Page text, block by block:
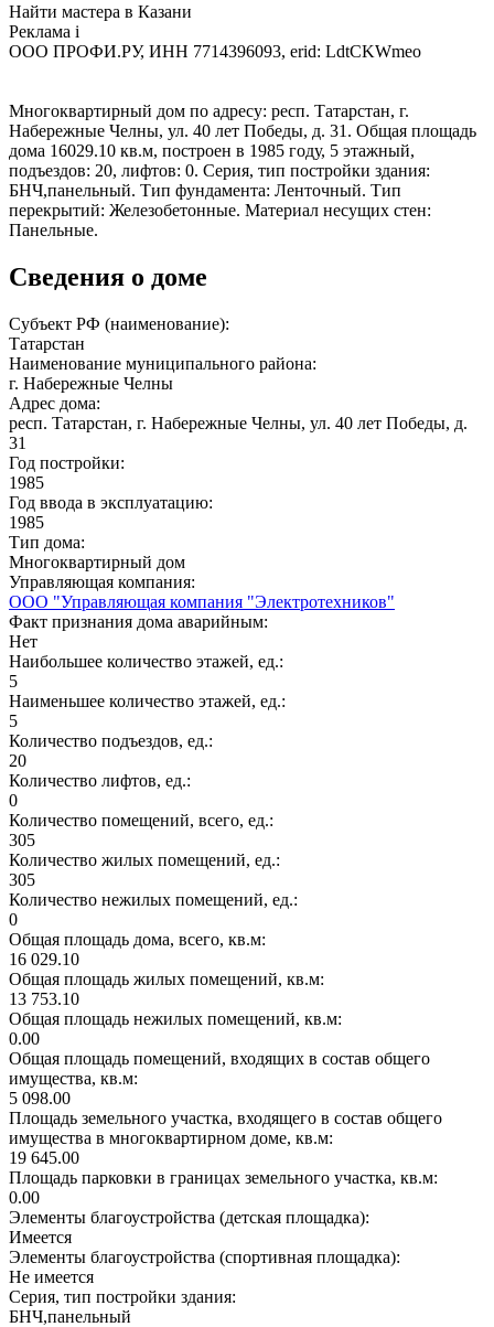
Найти мастера в Казани
Реклама i
ООО ПРОФИ.РУ, ИНН 7714396093, erid: LdtCKWmeo
Многоквартирный дом по адресу: респ. Татарстан, г.
Набережные Челны, ул. 40 лет Победы, д. 31. Общая площадь
дома 16029.10 кв.м, построен в 1985 году, 5 этажный,
подъездов: 20, лифтов: 0. Серия, тип постройки здания:
БНЧ,панельный. Тип фундамента: Ленточный. Тип
перекрытий: Железобетонные. Материал несущих стен:
Панельные.
Сведения о доме
Субъект РФ (наименование):
Татарстан
Наименование муниципального района:
г. Набережные Челны
Адрес дома:
респ. Татарстан, г. Набережные Челны, ул. 40 лет Победы, д.
31
Год постройки:
1985
Год ввода в эксплуатацию:
1985
Тип дома:
Многоквартирный дом
Управляющая компания:
ООО "Управляющая компания "Электротехников"
Факт признания дома аварийным:
Нет
Наибольшее количество этажей, ед.:
5
Наименьшее количество этажей, ед.:
5
Количество подъездов, ед.:
20
Количество лифтов, ед.:
0
Количество помещений, всего, ед.:
305
Количество жилых помещений, ед.:
305
Количество нежилых помещений, ед.:
0
Общая площадь дома, всего, кв.м:
16 029.10
Общая площадь жилых помещений, кв.м:
13 753.10
Общая площадь нежилых помещений, кв.м:
0.00
Общая площадь помещений, входящих в состав общего
имущества, кв.м:
5 098.00
Площадь земельного участка, входящего в состав общего
имущества в многоквартирном доме, кв.м:
19 645.00
Площадь парковки в границах земельного участка, кв.м:
0.00
Элементы благоустройства (детская площадка):
Имеется
Элементы благоустройства (спортивная площадка):
Не имеется
Серия, тип постройки здания:
БНЧ,панельный